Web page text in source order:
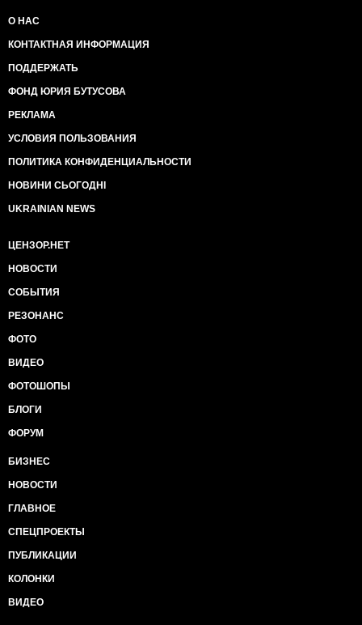
О НАС
КОНТАКТНАЯ ИНФОРМАЦИЯ
ПОДДЕРЖАТЬ
ФОНД ЮРИЯ БУТУСОВА
РЕКЛАМА
УСЛОВИЯ ПОЛЬЗОВАНИЯ
ПОЛИТИКА КОНФИДЕНЦИАЛЬНОСТИ
НОВИНИ СЬОГОДНІ
UKRAINIAN NEWS
ЦЕНЗОР.НЕТ
НОВОСТИ
СОБЫТИЯ
РЕЗОНАНС
ФОТО
ВИДЕО
ФОТОШОПЫ
БЛОГИ
ФОРУМ
БИЗНЕС
НОВОСТИ
ГЛАВНОЕ
СПЕЦПРОЕКТЫ
ПУБЛИКАЦИИ
КОЛОНКИ
ВИДЕО